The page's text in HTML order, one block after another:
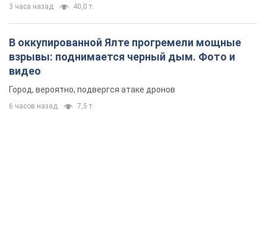
3 часа назад 40,0 т.
В оккупированной Ялте прогремели мощные
взрывы: поднимается черный дым. Фото и
видео
Город, вероятно, подвергся атаке дронов
6 часов назад 7,5 т.